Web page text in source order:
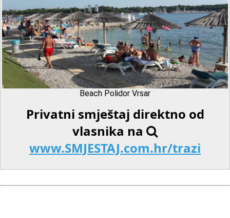
Beach Polidor Vrsar
Privatni smještaj direktno od
vlasnika na
www.SMJESTAJ.com.hr/trazi